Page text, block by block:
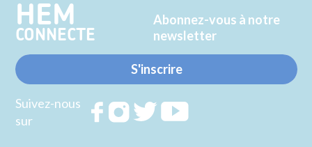
HEM
CONNECTE
Abonnez-vous à notre
newsletter
S'inscrire
Suivez-nous
sur
RejoignezRejoignezRejoignez